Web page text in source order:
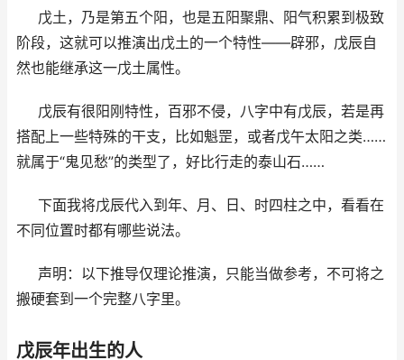
戊土，乃是第五个阳，也是五阳聚鼎、阳气积累到极致
阶段，这就可以推演出戊土的一个特性——辟邪，戊辰自
然也能继承这一戊土属性。
戊辰有很阳刚特性，百邪不侵，八字中有戊辰，若是再
搭配上一些特殊的干支，比如魁罡，或者戊午太阳之类……
就属于“鬼见愁”的类型了，好比行走的泰山石……
下面我将戊辰代入到年、月、日、时四柱之中，看看在
不同位置时都有哪些说法。
声明：以下推导仅理论推演，只能当做参考，不可将之
搬硬套到一个完整八字里。
戊辰年出生的人